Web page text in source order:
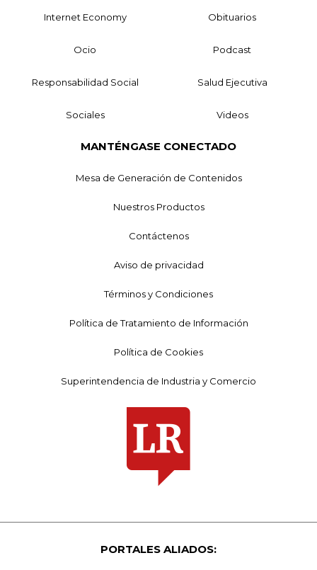
Internet Economy Obituarios
Ocio Podcast
Responsabilidad Social Salud Ejecutiva
Sociales Videos
MANTÉNGASE CONECTADO
Mesa de Generación de Contenidos
Nuestros Productos
Contáctenos
Aviso de privacidad
Términos y Condiciones
Política de Tratamiento de Información
Política de Cookies
Superintendencia de Industria y Comercio
PORTALES ALIADOS: